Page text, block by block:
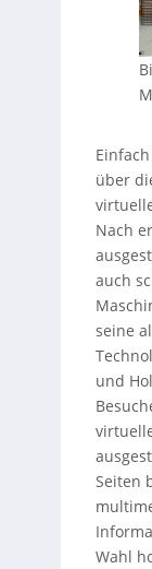
über
Nach
auch
seine
und
Seiten
Wahl